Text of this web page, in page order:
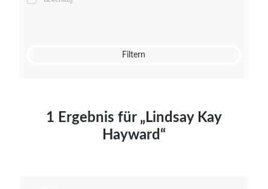
Mato von Vogelstein
Filtern
1 Ergebnis für „Lindsay Kay
Hayward“